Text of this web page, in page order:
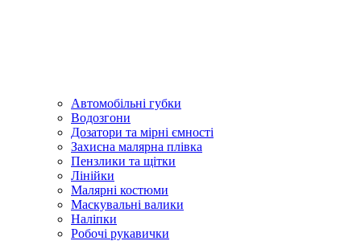
Автомобільні губки
Водозгони
Дозатори та мірні ємності
Захисна малярна плівка
Пензлики та щітки
Лінійки
Малярні костюми
Маскувальні валики
Наліпки
Робочі рукавички